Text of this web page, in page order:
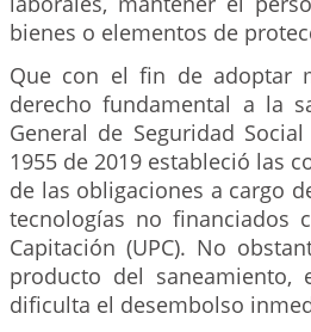
bienes o elementos de
Que con el fin de adoptar
derecho fundamental a la
General de Seguridad
1955 de 2019 estableció las
de las obligaciones a cargo
tecnologías no financiados
Capitación (UPC). No
producto del saneamiento,
dificulta el desembolso